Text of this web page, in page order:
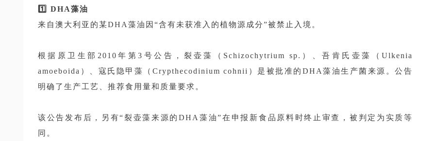
1️⃣ DHA藻油
来自澳大利亚的某DHA藻油因“含有未获准入的植物源成分”被禁止入境。
根据原卫生部2010年第3号公告，裂壶藻（Schizochytrium sp.）、吾肯氏壶藻（Ulkenia
amoeboida）、寇氏隐甲藻（Crypthecodinium cohnii）是被批准的DHA藻油生产菌来源。公告
明确了生产工艺、推荐食用量和质量要求。
该公告发布后，另有“裂壶藻来源的DHA藻油”在申报新食品原料时终止审查，被判定为实质等
同。